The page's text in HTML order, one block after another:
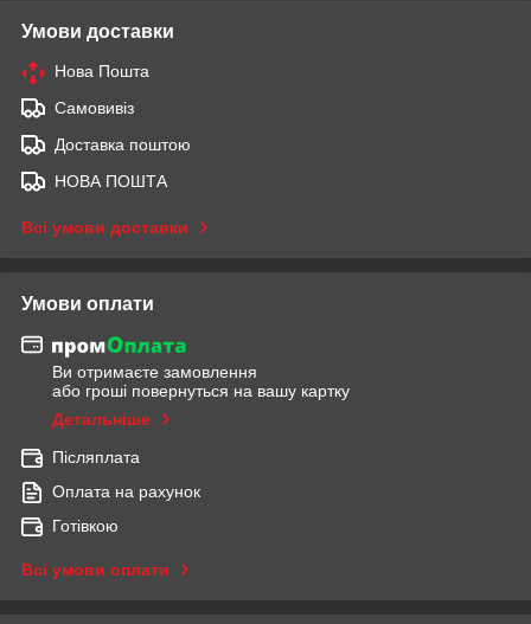
Умови доставки
Нова Пошта
Самовивіз
Доставка поштою
НОВА ПОШТА
Всі умови доставки
Умови оплати
Ви отримаєте замовлення
або гроші повернуться на вашу картку
Детальніше
Післяплата
Оплата на рахунок
Готівкою
Всі умови оплати